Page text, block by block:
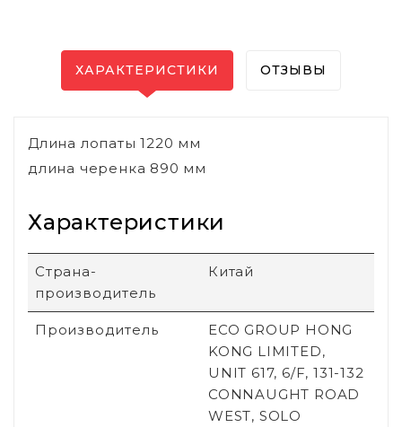
ХАРАКТЕРИСТИКИ ОТЗЫВЫ
Длина лопаты 1220 мм
длина черенка 890 мм
Характеристики
Страна-
производитель
Китай
Производитель
ECO GROUP HONG
KONG LIMITED,
UNIT 617, 6/F, 131-132
CONNAUGHT ROAD
WEST, SOLO